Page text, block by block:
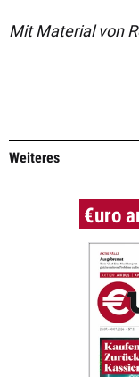
Mit Material von
Weiteres
€uro